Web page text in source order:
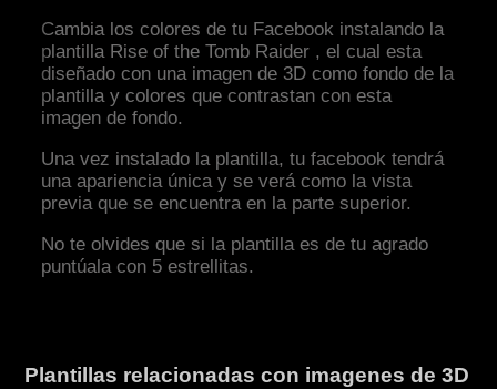
Cambia los colores de tu Facebook instalando la
plantilla Rise of the Tomb Raider , el cual esta
diseñado con una imagen de 3D como fondo de la
plantilla y colores que contrastan con esta
imagen de fondo.
Una vez instalado la plantilla, tu facebook tendrá
una apariencia única y se verá como la vista
previa que se encuentra en la parte superior.
No te olvides que si la plantilla es de tu agrado
puntúala con 5 estrellitas.
Plantillas relacionadas con imagenes de 3D